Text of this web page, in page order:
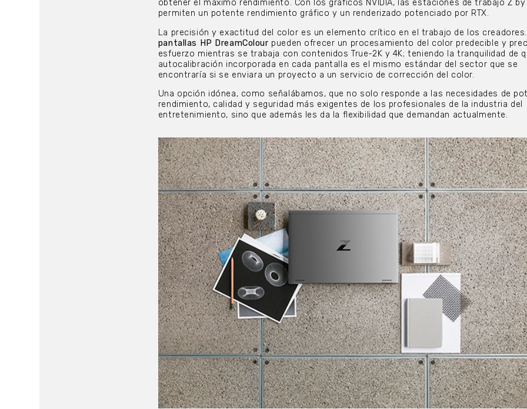
obtener el máximo rendimiento. Con los gráficos NVIDIA, las estaciones de trabajo Z by
permiten un potente rendimiento gráfico y un renderizado potenciado por RTX.
La precisión y exactitud del color es un elemento crítico en el trabajo de los
pantallas HP DreamColour pueden ofrecer un procesamiento del color predecible y
esfuerzo mientras se trabaja con contenidos True-2K y 4K; teniendo la tranquilidad de
autocalibración incorporada en cada pantalla es el mismo estándar del sector que se
encontraría si se enviara un proyecto a un servicio de corrección del color.
Una opción idónea, como señalábamos, que no solo responde a las necesidades de
rendimiento, calidad y seguridad más exigentes de los profesionales de la industria del
entretenimiento, sino que además les da la flexibilidad que demandan actualmente.